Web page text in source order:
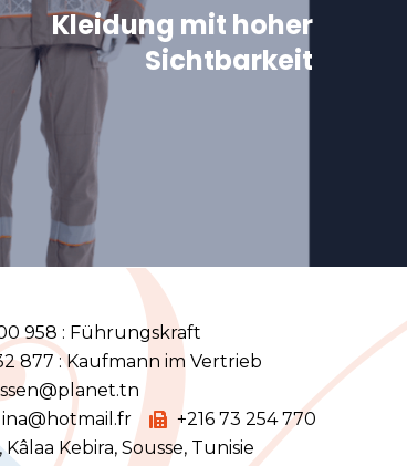
Kleidung mit hoher
Sichtbarkeit
958 : Führungskraft
877 : Kaufmann im Vertrieb
+216 73 254 770
Kâlaa Kebira, Sousse, Tunisie